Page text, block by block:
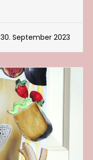
30. September 2023